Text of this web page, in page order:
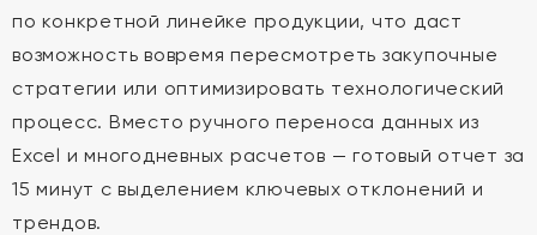
по конкретной линейке продукции, что даст
возможность вовремя пересмотреть закупочные
стратегии или оптимизировать технологический
процесс. Вместо ручного переноса данных из
Excel и многодневных расчетов — готовый отчет за
15 минут с выделением ключевых отклонений и
трендов.